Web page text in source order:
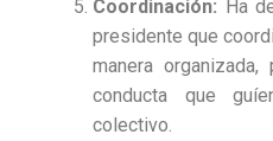
Coordinación: Ha
presidente que
manera
conducta que
colectivo.